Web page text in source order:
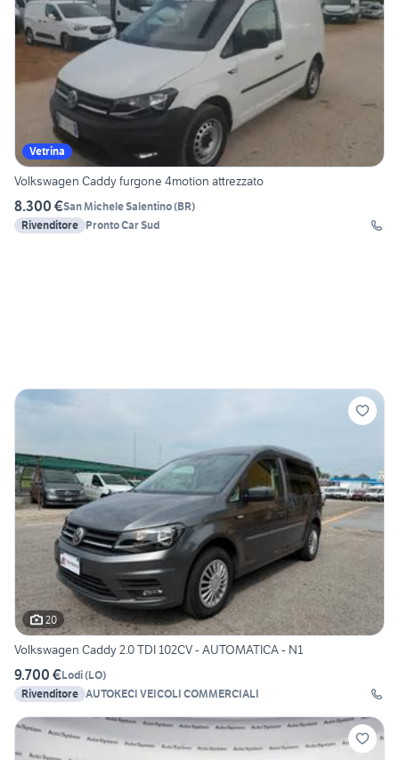
Vetrina
Volkswagen Caddy furgone 4motion attrezzato
8.300 €San Michele Salentino(BR)
Rivenditore Pronto Car Sud
20
Volkswagen Caddy 2.0 TDI 102CV - AUTOMATICA - N1
9.700 €Lodi(LO)
Rivenditore AUTOKECI VEICOLI COMMERCIALI